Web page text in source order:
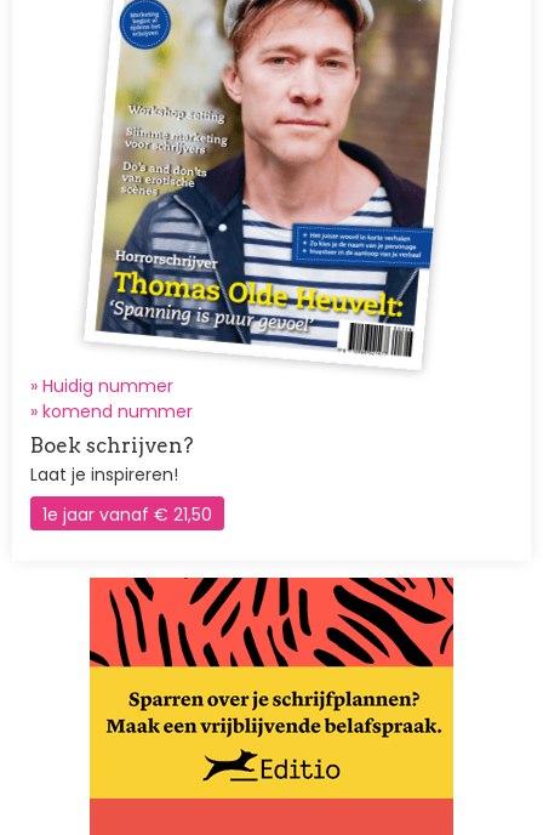
» Huidig nummer
» komend nummer
Boek schrijven?
Laat je inspireren!
1e jaar vanaf € 21,50